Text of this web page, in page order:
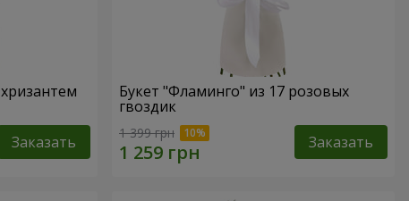
Заказать
Букет "Фламинго" из 17 розовых
гвоздик
1 399 грн Заказать